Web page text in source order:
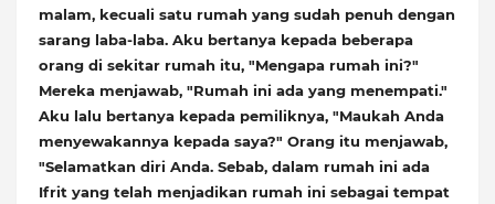
malam, kecuali satu rumah yang sudah penuh dengan
sarang laba-laba. Aku bertanya kepada beberapa
orang di sekitar rumah itu, "Mengapa rumah ini?"
Mereka menjawab, "Rumah ini ada yang menempati."
Aku lalu bertanya kepada pemiliknya, "Maukah Anda
menyewakannya kepada saya?" Orang itu menjawab,
"Selamatkan diri Anda. Sebab, dalam rumah ini ada
Ifrit yang telah menjadikan rumah ini sebagai tempat